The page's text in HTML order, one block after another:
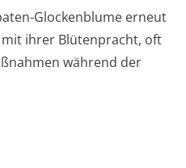
Glockenblume erneut
ihrer Blütenpracht, oft
während der